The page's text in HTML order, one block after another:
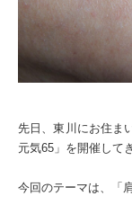
先日、東川にお住ま
元気65」を開催して
今回のテーマは、「